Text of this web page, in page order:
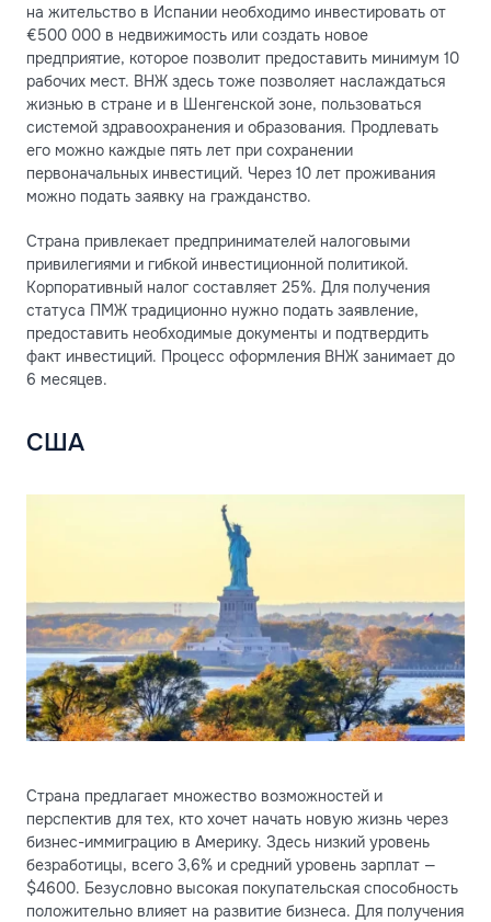
на жительство в Испании необходимо инвестировать от
€500 000 в недвижимость или создать новое
предприятие, которое позволит предоставить минимум 10
рабочих мест. ВНЖ здесь тоже позволяет наслаждаться
жизнью в стране и в Шенгенской зоне, пользоваться
системой здравоохранения и образования. Продлевать
его можно каждые пять лет при сохранении
первоначальных инвестиций. Через 10 лет проживания
можно подать заявку на гражданство.
Страна привлекает предпринимателей налоговыми
привилегиями и гибкой инвестиционной политикой.
Корпоративный налог составляет 25%. Для получения
статуса ПМЖ традиционно нужно подать заявление,
предоставить необходимые документы и подтвердить
факт инвестиций. Процесс оформления ВНЖ занимает до
6 месяцев.
США
Страна предлагает множество возможностей и
перспектив для тех, кто хочет начать новую жизнь через
бизнес-иммиграцию в Америку. Здесь низкий уровень
безработицы, всего 3,6% и средний уровень зарплат —
$4600. Безусловно высокая покупательская способность
положительно влияет на развитие бизнеса. Для получения